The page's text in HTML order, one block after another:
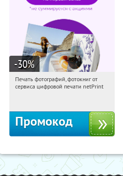
-30%
12:48:19 Получили:
Печать фотографий, фотокниг от
сервиса цифровой печати netPrint
Промокод